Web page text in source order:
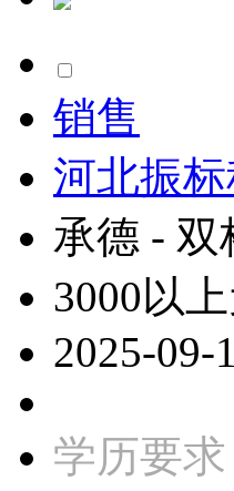
销售
河北振
承德 - 双
3000以
2025-09-
学历要求